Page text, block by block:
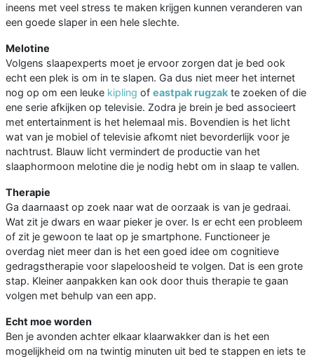
ineens met veel stress te maken krijgen kunnen veranderen van
een goede slaper in een hele slechte.
Melotine
Volgens slaapexperts moet je ervoor zorgen dat je bed ook
echt een plek is om in te slapen. Ga dus niet meer het internet
nog op om een leuke kipling of eastpak rugzak te zoeken of die
ene serie afkijken op televisie. Zodra je brein je bed associeert
met entertainment is het helemaal mis. Bovendien is het licht
wat van je mobiel of televisie afkomt niet bevorderlijk voor je
nachtrust. Blauw licht vermindert de productie van het
slaaphormoon melotine die je nodig hebt om in slaap te vallen.
Therapie
Ga daarnaast op zoek naar wat de oorzaak is van je gedraai.
Wat zit je dwars en waar pieker je over. Is er echt een probleem
of zit je gewoon te laat op je smartphone. Functioneer je
overdag niet meer dan is het een goed idee om cognitieve
gedragstherapie voor slapeloosheid te volgen. Dat is een grote
stap. Kleiner aanpakken kan ook door thuis therapie te gaan
volgen met behulp van een app.
Echt moe worden
Ben je avonden achter elkaar klaarwakker dan is het een
mogelijkheid om na twintig minuten uit bed te stappen en iets te